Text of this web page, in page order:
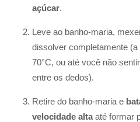
açúcar.
Leve ao banho-maria,
dissolver completamente
70°C, ou até você não
entre os dedos).
Retire do banho-maria e
velocidade altaaté formar